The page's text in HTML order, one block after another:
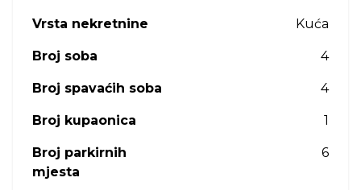
Vrsta nekretnine Kuća
Broj soba 4
Broj spavaćih soba 4
Broj kupaonica 1
Broj parkirnih
mjesta
6